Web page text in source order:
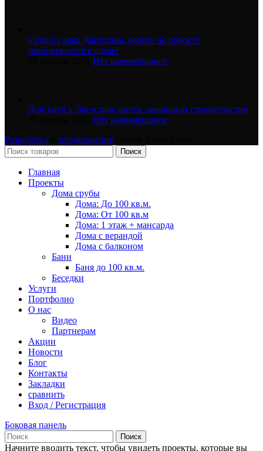
Сруб в горах Дагестана, работа на объекте
приближается к сдаче!
Нет комментариев
Дом сруб в Дагестане почти завершили строительство
Нет комментариев
Разработка
продвижение
Поиск
Главная
Проекты
Дома срубы
Дома: До 100 кв.м.
Дома: От 100 кв.м
Дома: 1 этаж + мансарда
Дома с верандой
Дома с балконом
Бани
Баня до 100 кв.м.
Беседки
Услуги
Портфолио
О нас
Видео
Партнерам
Акции
Новости
Блог
Контакты
Закладки
сравнить
Вход / Регистрация
Боковая панель
Поиск
Начните вводить текст, чтобы увидеть проекты, которые вы